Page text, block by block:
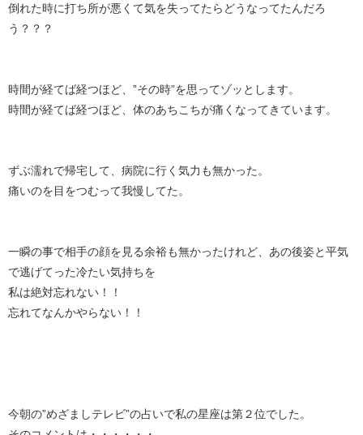
倒れた時に打ち所が悪くて気を失ってたらどうなってたんだろ
う？？？
時間が経てば経つほど、”その時”を思ってゾッとします。
時間が経てば経つほど、体のあちこちが痛くなってきています。
ずぶ濡れで帰宅して、病院に行く気力も無かった。
痛いのを目をつむって我慢してた。
一瞬の事で相手の顔を見る余裕も無かったけれど、あの後姿と平気
で逃げてった冷たい気持ちを
私は絶対忘れない！！
忘れてなんかやらない！！
今朝の”めざましテレビ”の占いで私の星座は第２位でした。